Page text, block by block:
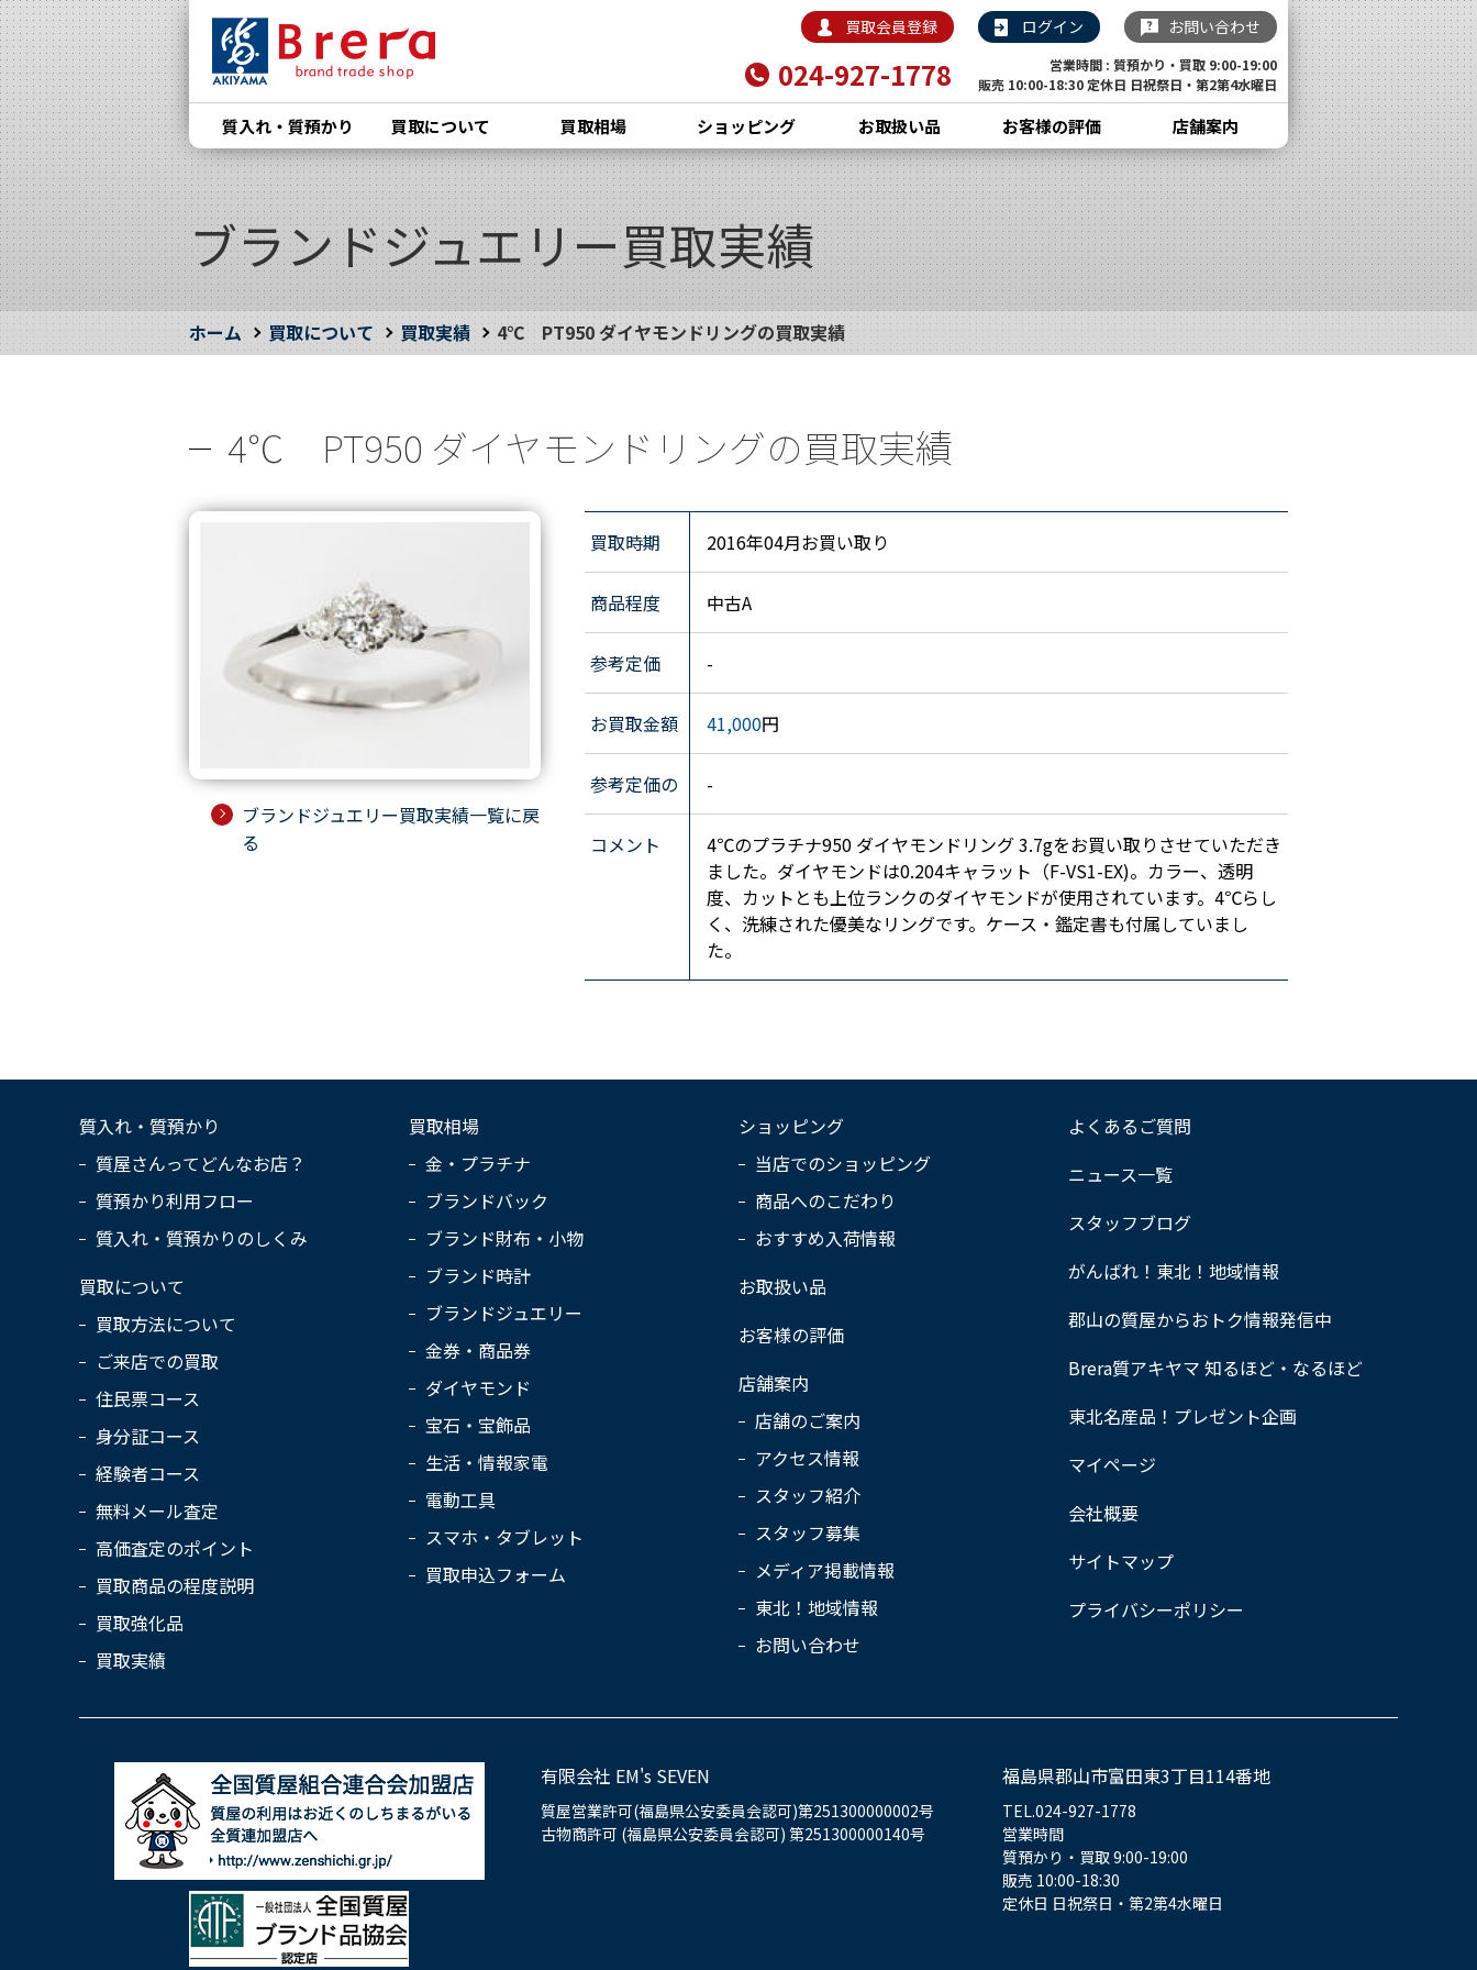
買取会員登録 ログイン お問い合わせ
024-927-1778
営業時間 : 質預かり・買取 9:00-19:00
販売 10:00-18:30 定休日 日祝祭日・第2第4水曜日
質入れ・質預かり 買取について 買取相場 ショッピング お取扱い品 お客様の評価 店舗案内
ブランドジュエリー買取実績
ホーム 買取について 買取実績 4℃ PT950 ダイヤモンドリングの買取実績
4℃ PT950 ダイヤモンドリングの買取実績
ブランドジュエリー買取実績一覧に戻
る
買取時期 2016年04月お買い取り
商品程度 中古A
参考定価 -
お買取金額 41,000円
参考定価の -
コメント
4℃のプラチナ950 ダイヤモンドリング 3.7gをお買い取りさせていただき
ました。ダイヤモンドは0.204キャラット（F-VS1-EX)。カラー、透明
度、カットとも上位ランクのダイヤモンドが使用されています。4℃らし
く、洗練された優美なリングです。ケース・鑑定書も付属していまし
た。
質入れ・質預かり
質屋さんってどんなお店？
質預かり利用フロー
質入れ・質預かりのしくみ
買取について
買取方法について
ご来店での買取
住民票コース
身分証コース
経験者コース
無料メール査定
高価査定のポイント
買取商品の程度説明
買取強化品
買取実績
買取相場
金・プラチナ
ブランドバック
ブランド財布・小物
ブランド時計
ブランドジュエリー
金券・商品券
ダイヤモンド
宝石・宝飾品
生活・情報家電
電動工具
スマホ・タブレット
買取申込フォーム
ショッピング
当店でのショッピング
商品へのこだわり
おすすめ入荷情報
お取扱い品
お客様の評価
店舗案内
店舗のご案内
アクセス情報
スタッフ紹介
スタッフ募集
メディア掲載情報
東北！地域情報
お問い合わせ
よくあるご質問
ニュース一覧
スタッフブログ
がんばれ！東北！地域情報
郡山の質屋からおトク情報発信中
Brera質アキヤマ 知るほど・なるほど
東北名産品！プレゼント企画
マイページ
会社概要
サイトマップ
プライバシーポリシー
有限会社 EM's SEVEN
質屋営業許可(福島県公安委員会認可)第251300000002号
古物商許可 (福島県公安委員会認可) 第251300000140号
福島県郡山市富田東3丁目114番地
TEL.024-927-1778
営業時間
質預かり・買取 9:00-19:00
販売 10:00-18:30
定休日 日祝祭日・第2第4水曜日